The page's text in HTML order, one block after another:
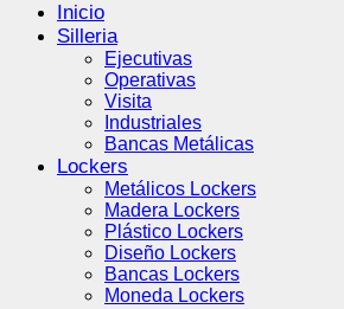
Inicio
Silleria
Ejecutivas
Operativas
Visita
Industriales
Bancas Metálicas
Lockers
Metálicos Lockers
Madera Lockers
Plástico Lockers
Diseño Lockers
Bancas Lockers
Moneda Lockers